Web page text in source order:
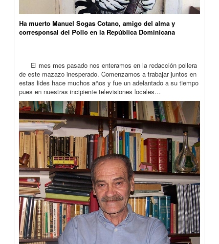
Ha muerto Manuel Sogas Cotano, amigo del alma y
corresponsal del Pollo en la República Dominicana
El mes mes pasado nos enteramos en la redacción pollera
de este mazazo inesperado. Comenzamos a trabajar juntos en
estas lides hace muchos años y fue un adelantado a su tiempo
pues en nuestras incipiente televisiones locales…